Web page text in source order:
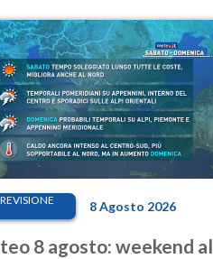
8 Agosto 2026
8 agosto: weekend al